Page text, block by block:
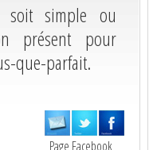
simple ou
présent pour
que-parfait.
Page Facebook